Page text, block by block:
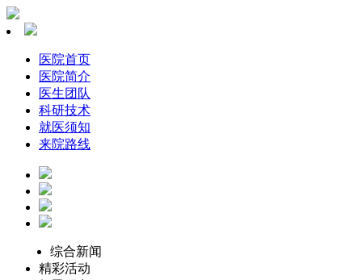
医院首页
医院简介
医生团队
科研技术
就医须知
来院路线
综合新闻
精彩活动